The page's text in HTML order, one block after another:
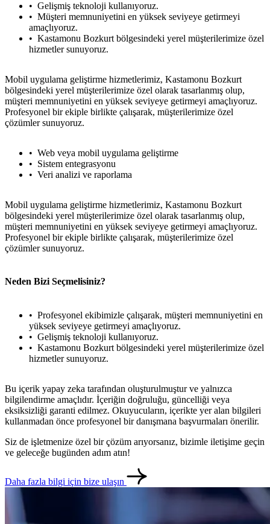
Gelişmiş teknoloji kullanıyoruz.
Müşteri memnuniyetini en yüksek seviyeye getirmeyi
amaçlıyoruz.
Kastamonu Bozkurt bölgesindeki yerel müşterilerimize özel
hizmetler sunuyoruz.
Mobil uygulama geliştirme hizmetlerimiz, Kastamonu Bozkurt
bölgesindeki yerel müşterilerimize özel olarak tasarlanmış olup,
müşteri memnuniyetini en yüksek seviyeye getirmeyi amaçlıyoruz.
Profesyonel bir ekiple birlikte çalışarak, müşterilerimize özel
çözümler sunuyoruz.
Web veya mobil uygulama geliştirme
Sistem entegrasyonu
Veri analizi ve raporlama
Mobil uygulama geliştirme hizmetlerimiz, Kastamonu Bozkurt
bölgesindeki yerel müşterilerimize özel olarak tasarlanmış olup,
müşteri memnuniyetini en yüksek seviyeye getirmeyi amaçlıyoruz.
Profesyonel bir ekiple birlikte çalışarak, müşterilerimize özel
çözümler sunuyoruz.
Neden Bizi Seçmelisiniz?
Profesyonel ekibimizle çalışarak, müşteri memnuniyetini en
yüksek seviyeye getirmeyi amaçlıyoruz.
Gelişmiş teknoloji kullanıyoruz.
Kastamonu Bozkurt bölgesindeki yerel müşterilerimize özel
hizmetler sunuyoruz.
Bu içerik yapay zeka tarafından oluşturulmuştur ve yalnızca
bilgilendirme amaçlıdır. İçeriğin doğruluğu, güncelliği veya
eksiksizliği garanti edilmez. Okuyucuların, içerikte yer alan bilgileri
kullanmadan önce profesyonel bir danışmana başvurmaları önerilir.
Siz de işletmenize özel bir çözüm arıyorsanız, bizimle iletişime geçin
ve geleceğe bugünden adım atın!
Daha fazla bilgi için bize ulaşın